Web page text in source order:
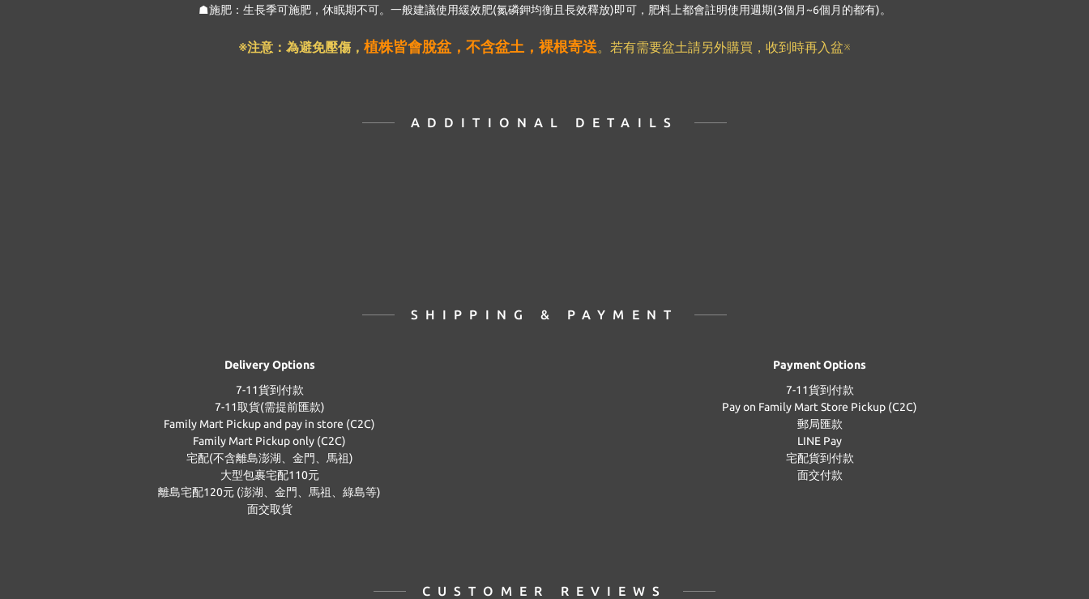
☗施肥：生長季可施肥，休眠期不可。一般建議使用緩效肥(氮磷鉀均衡且長效釋放)即可，肥料上都會註明使用週期(3個月~6個月的都有)。
※注意：為避免壓傷 ， 植株皆會脫盆，不含盆土，裸根寄送。若有需要盆土請另外購買，收到時再入盆※
ADDITIONAL DETAILS
SHIPPING & PAYMENT
Delivery Options
7-11貨到付款
7-11取貨(需提前匯款)
Family Mart Pickup and pay in store (C2C)
Family Mart Pickup only (C2C)
宅配(不含離島澎湖、金門、馬祖)
大型包裹宅配110元
離島宅配120元 (澎湖、金門、馬祖、綠島等)
面交取貨
Payment Options
7-11貨到付款
Pay on Family Mart Store Pickup (C2C)
郵局匯款
LINE Pay
宅配貨到付款
面交付款
CUSTOMER REVIEWS